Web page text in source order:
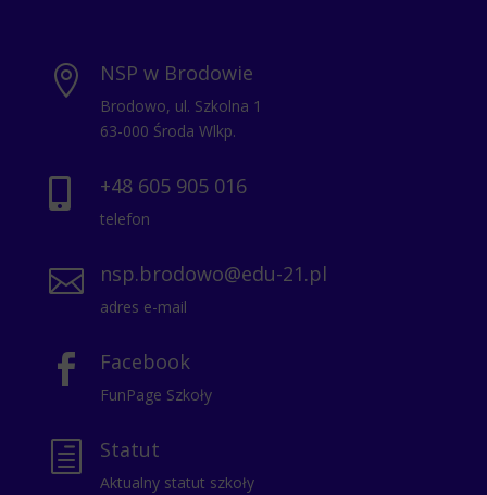
 NSP w Brodowie
Brodowo, ul. Szkolna 1
63-000 Środa Wlkp.
 +48 605 905 016
telefon
 nsp.brodowo@edu-21.pl
adres e-mail
 Facebook
FunPage Szkoły
h Statut
Aktualny statut szkoły